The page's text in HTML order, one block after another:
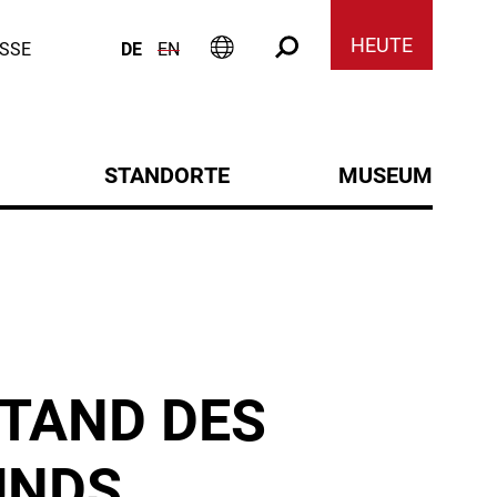
HEUTE
Sprachmenü
DE (AKTIV)
EN Suche
STANDORTE MUSEUM
DES